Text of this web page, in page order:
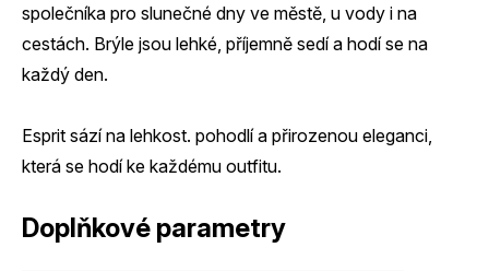
společníka pro slunečné dny ve městě, u vody i na
cestách. Brýle jsou lehké, příjemně sedí a hodí se na
každý den.
Esprit sází na lehkost. pohodlí a přirozenou eleganci,
která se hodí ke každému outfitu.
Doplňkové parametry